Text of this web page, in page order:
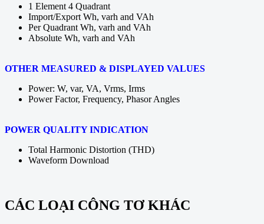
1 Element 4 Quadrant
Import/Export Wh, varh and VAh
Per Quadrant Wh, varh and VAh
Absolute Wh, varh and VAh
OTHER MEASURED & DISPLAYED VALUES
Power: W, var, VA, Vrms, Irms
Power Factor, Frequency, Phasor Angles
POWER QUALITY INDICATION
Total Harmonic Distortion (THD)
Waveform Download
CÁC LOẠI CÔNG TƠ KHÁC